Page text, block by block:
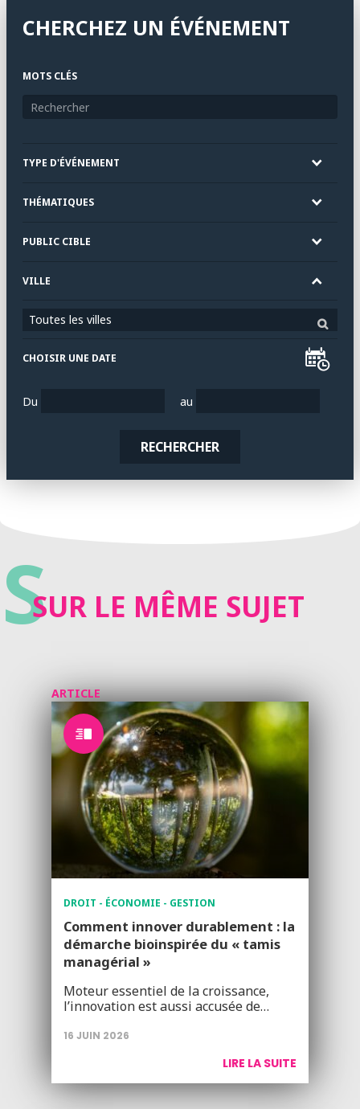
CHERCHEZ UN ÉVÉNEMENT
MOTS CLÉS
TYPE D'ÉVÉNEMENT
THÉMATIQUES
PUBLIC CIBLE
VILLE
Toutes les villes
CHOISIR UNE DATE
Du au
RECHERCHER
SSUR LE MÊME SUJET
ARTICLE
DROIT - ÉCONOMIE - GESTION
Comment innover durablement : la
démarche bioinspirée du « tamis
managérial »
Moteur essentiel de la croissance,
l’innovation est aussi accusée de…
16 JUIN 2026
LIRE LA SUITE